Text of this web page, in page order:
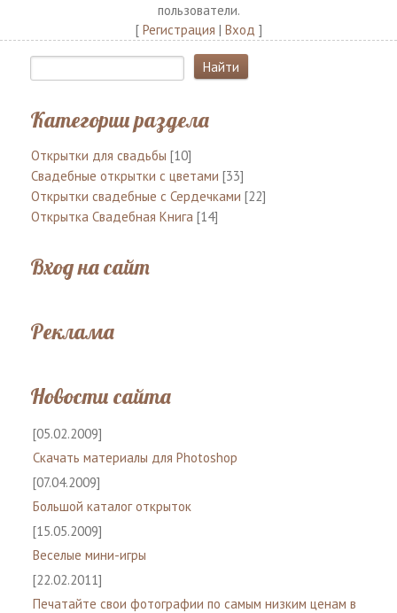
пользователи.
[ Регистрация | Вход ]
Категории раздела
Открытки для свадьбы [10]
Свадебные открытки с цветами [33]
Открытки свадебные с Сердечками [22]
Открытка Свадебная Книга [14]
Вход на сайт
Реклама
Новости сайта
[05.02.2009]
Скачать материалы для Photoshop
[07.04.2009]
Большой каталог открыток
[15.05.2009]
Веселые мини-игры
[22.02.2011]
Печатайте свои фотографии по самым низким ценам в